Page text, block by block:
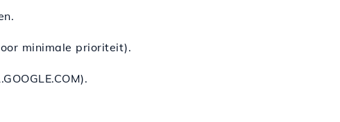
minimale prioriteit).